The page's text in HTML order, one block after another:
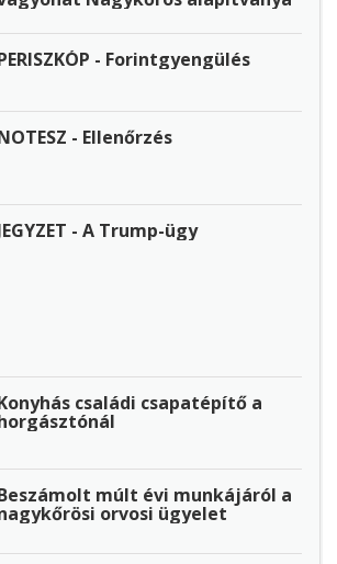
- Forintgyengülés
- Ellenőrzés
- A Trump-ügy
családi csapatépítő a
múlt évi munkájáról a
orvosi ügyelet